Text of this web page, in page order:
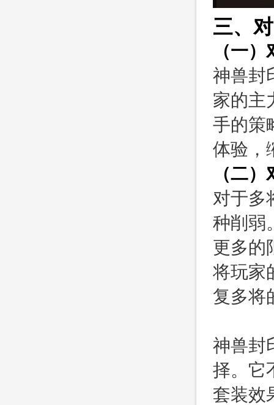
三、
（一
神兽封
家的主
手的策
体验，
（二
对于多
种削弱
更多的
将玩家
复多将
神兽封
择。它
套装效